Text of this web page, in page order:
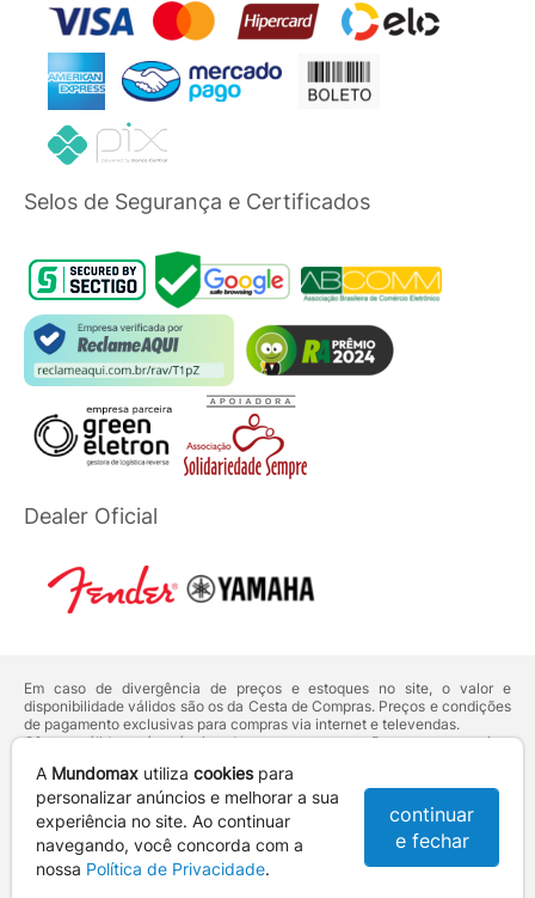
Selos de Segurança e Certificados
Dealer Oficial
Em caso de divergência de preços e estoques no site, o valor e
disponibilidade válidos são os da Cesta de Compras. Preços e condições
de pagamento exclusivas para compras via internet e televendas.
Ofertas válidas até o término de nossos estoques. Para compras acima
deVenda Corporativa.
Os preços apresentados no site prevalecem sobre outros anunciados em
qualquer outro meio de comunicação ou sites de buscas. Código de
Defesa do Consumidor:Lei nº 8.078.
Vendas sujeitas à confirmação de dados e análises de crédito e risco.
A Mundomax utiliza cookiespara
personalizar anúncios e melhorar a sua
experiência no site. Ao continuar
navegando, você concorda com a
nossa Política de Privacidade.
continuar
e fechar